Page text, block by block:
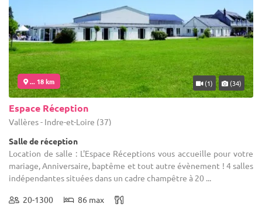
... 18 km (1) (34)
Espace Réception
Vallères - Indre-et-Loire (37)
Salle de réception
Location de salle : L'Espace Réceptions vous accueille pour votre
mariage, Anniversaire, baptême et tout autre évènement ! 4 salles
indépendantes situées dans un cadre champêtre à 20 ...
20-1300 86 max